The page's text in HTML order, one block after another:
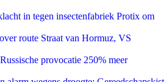
in tegen insectenfabriek Protix om
route Straat van Hormuz, VS
provocatie 250% meer